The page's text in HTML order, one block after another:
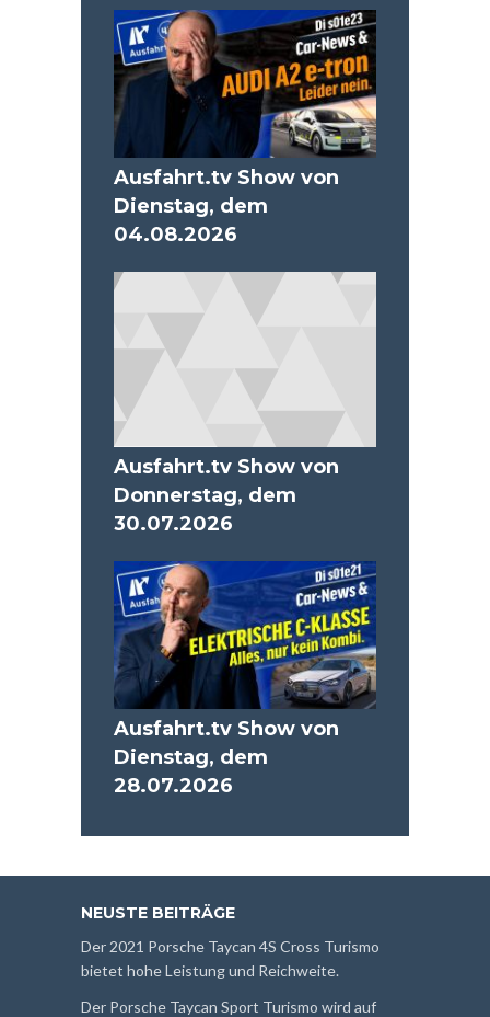
Ausfahrt.tv Show von
Dienstag, dem
04.08.2026
Ausfahrt.tv Show von
Donnerstag, dem
30.07.2026
Ausfahrt.tv Show von
Dienstag, dem
28.07.2026
NEUSTE BEITRÄGE
Der 2021 Porsche Taycan 4S Cross Turismo
bietet hohe Leistung und Reichweite.
Der Porsche Taycan Sport Turismo wird auf